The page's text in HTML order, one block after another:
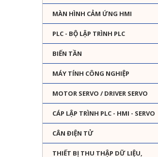
MÀN HÌNH CẢM ỨNG HMI
PLC - BỘ LẬP TRÌNH PLC
BIẾN TẦN
MÁY TÍNH CÔNG NGHIỆP
MOTOR SERVO / DRIVER SERVO
CÁP LẬP TRÌNH PLC - HMI - SERVO
CÂN ĐIỆN TỬ
THIẾT BỊ THU THẬP DỮ LIỆU,